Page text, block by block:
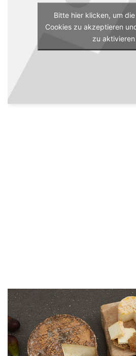
Bitte hier klicken, um
Cookies zu akzeptieren
zu aktivieren